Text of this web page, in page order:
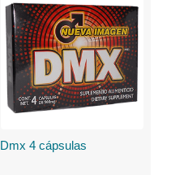
Dmx 4 cápsulas